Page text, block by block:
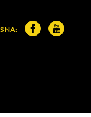
NA: Facebook –